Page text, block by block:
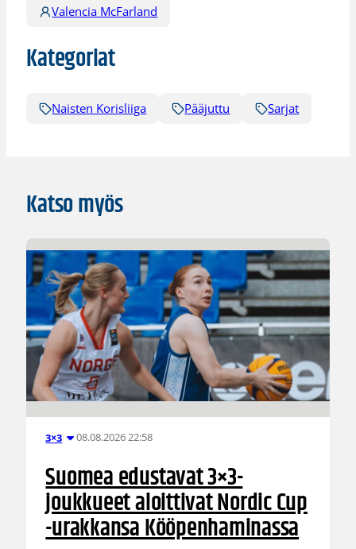
Valencia McFarland
Kategoriat
Naisten Korisliiga Pääjuttu Sarjat
Katso myös
3×3 08.08.2026 22:58
Suomea edustavat 3×3-
joukkueet aloittivat Nordic Cup
-urakkansa Kööpenhaminassa